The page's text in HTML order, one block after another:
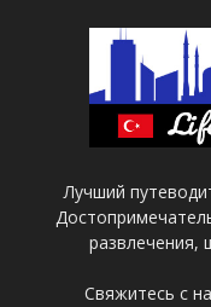
Лучший
развлечения,
Свяжитесь с